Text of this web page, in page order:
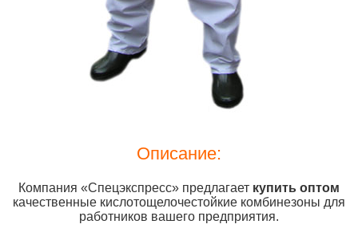
Описание:
Компания «Спецэкспресс» предлагает купить оптом
качественные кислотощелочестойкие комбинезоны для
работников вашего предприятия.